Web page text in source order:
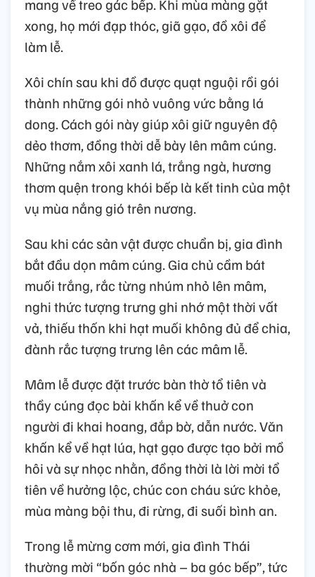
mang về treo gác bếp. Khi mùa màng gặt
xong, họ mới đạp thóc, giã gạo, đồ xôi để
làm lễ.
Xôi chín sau khi đồ được quạt nguội rồi gói
thành những gói nhỏ vuông vức bằng lá
dong. Cách gói này giúp xôi giữ nguyên độ
dẻo thơm, đồng thời dễ bày lên mâm cúng.
Những nắm xôi xanh lá, trắng ngà, hương
thơm quện trong khói bếp là kết tinh của một
vụ mùa nắng gió trên nương.
Sau khi các sản vật được chuẩn bị, gia đình
bắt đầu dọn mâm cúng. Gia chủ cầm bát
muối trắng, rắc từng nhúm nhỏ lên mâm,
nghi thức tượng trưng ghi nhớ một thời vất
vả, thiếu thốn khi hạt muối không đủ để chia,
đành rắc tượng trưng lên các mâm lễ.
Mâm lễ được đặt trước bàn thờ tổ tiên và
thầy cúng đọc bài khấn kể về thuở con
người đi khai hoang, đắp bờ, dẫn nước. Văn
khấn kể về hạt lúa, hạt gạo được tạo bởi mồ
hôi và sự nhọc nhằn, đồng thời là lời mời tổ
tiên về hưởng lộc, chúc con cháu sức khỏe,
mùa màng bội thu, đi rừng, đi suối bình an.
Trong lễ mừng cơm mới, gia đình Thái
thường mời “bốn góc nhà – ba góc bếp”, tức